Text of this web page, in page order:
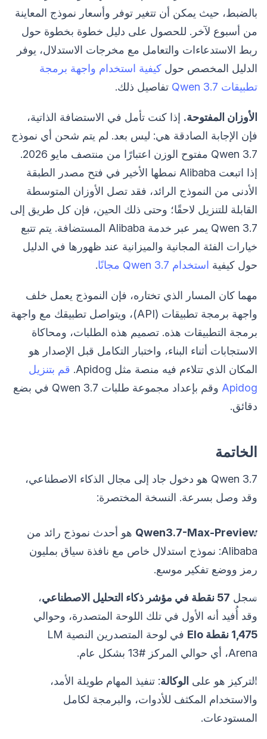
بالضبط، حيث يمكن أن تتغير توفر وأسعار نموذج المعاينة
من أسبوع لآخر. للحصول على دليل خطوة بخطوة حول
ربط الاستدعاءات والتعامل مع مخرجات الاستدلال، يوفر
الدليل المخصص حول كيفية استخدام واجهة برمجة
تطبيقات Qwen 3.7
تفاصيل ذلك.
الأوزان المفتوحة. إذا كنت تأمل في الاستضافة الذاتية،
فإن الإجابة الصادقة هي: ليس بعد. لم يتم شحن أي نموذج
Qwen 3.7 مفتوح الوزن اعتبارًا من منتصف مايو 2026.
إذا اتبعت Alibaba نمطها الأخير في فتح مصدر الطبقة
الأدنى من النموذج الرائد، فقد تصل الأوزان المتوسطة
القابلة للتنزيل لاحقًا؛ وحتى ذلك الحين، فإن كل طريق إلى
Qwen 3.7 يمر عبر خدمة Alibaba المستضافة. يتم تتبع
خيارات الفئة المجانية والميزانية عند ظهورها في الدليل
حول كيفية استخدام Qwen 3.7 مجانًا .
مهما كان المسار الذي تختاره، فإن النموذج يعمل خلف
واجهة برمجة تطبيقات (API)، ويتواصل تطبيقك مع واجهة
برمجة التطبيقات هذه. تصميم هذه الطلبات، ومحاكاة
الاستجابات أثناء البناء، واختبار التكامل قبل الإصدار هو
المكان الذي تتلاءم فيه منصة مثل Apidog.
قم بتنزيل
Apidog
وقم بإعداد مجموعة طلبات Qwen 3.7 في بضع
دقائق.
الخاتمة
Qwen 3.7 هو دخول جاد إلى مجال الذكاء الاصطناعي،
وقد وصل بسرعة. النسخة المختصرة:
Qwen3.7-Max-Preview هو أحدث نموذج رائد من
Alibaba: نموذج استدلال خاص مع نافذة سياق بمليون
رمز ووضع تفكير موسع.
سجل 57 نقطة في مؤشر ذكاء التحليل الاصطناعي
،
وقد أُفيد أنه الأول في تلك اللوحة المتصدرة، وحوالي
1,475 نقطة Elo
في لوحة المتصدرين النصية LM
Arena، أي حوالي المركز #13 بشكل عام.
التركيز هو على الوكالة: تنفيذ المهام طويلة الأمد،
والاستخدام المكثف للأدوات، والبرمجة لكامل
المستودعات.